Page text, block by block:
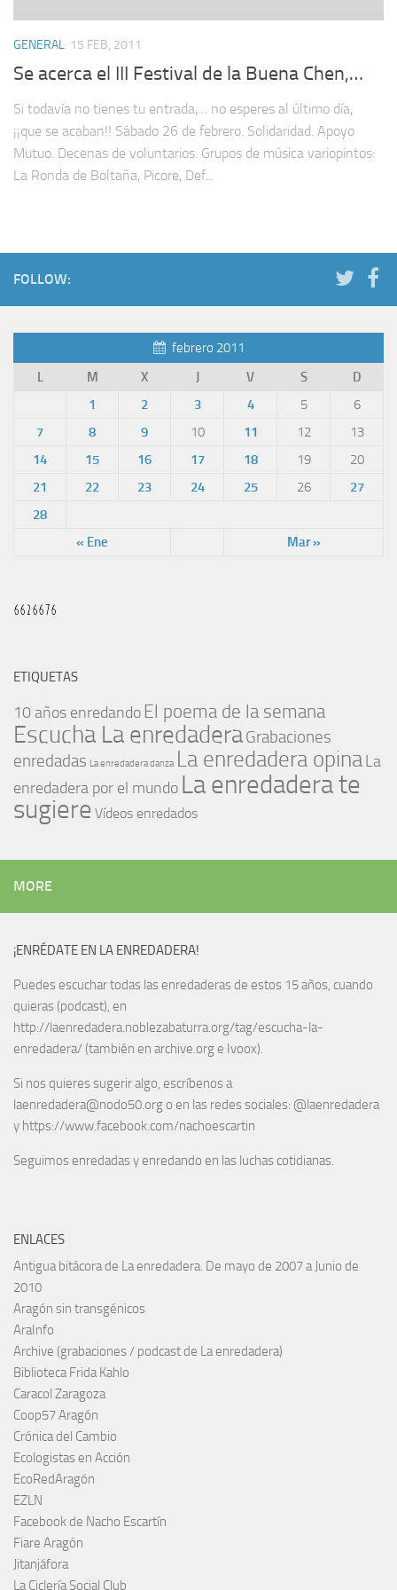
GENERAL 15 FEB, 2011
Se acerca el III Festival de la Buena Chen,…
Si todavía no tienes tu entrada,… no esperes al último día,
¡¡que se acaban!! Sábado 26 de febrero. Solidaridad. Apoyo
Mutuo. Decenas de voluntarios. Grupos de música variopintos:
La Ronda de Boltaña, Picore, Def...
FOLLOW:
febrero 2011
L
M X J V S D
« Ene Mar »
1 2 3 4 5
6
7
8 9 10 11 12
13
14
15 16 17 18 19
20
21
22 23 24 25 26
27
28
ETIQUETAS
10 años enredando El poema de la semana
Escucha La enredaderaGrabaciones
enredadas La enredadera danza La enredadera opina La
enredadera por el mundo La enredadera te
sugiere Vídeos enredados
MORE
¡ENRÉDATE EN LA ENREDADERA!
Puedes escuchar todas las enredaderas de estos 15 años, cuando
quieras (podcast), en
http://laenredadera.noblezabaturra.org/tag/escucha-la-
enredadera/ (también en archive.org e Ivoox).
Si nos quieres sugerir algo, escríbenos a
laenredadera@nodo50.org o en las redes sociales: @laenredadera
y https://www.facebook.com/nachoescartin
Seguimos enredadas y enredando en las luchas cotidianas.
ENLACES
Antigua bitácora de La enredadera. De mayo de 2007 a Junio de
2010
Aragón sin transgénicos
AraInfo
Archive (grabaciones / podcast de La enredadera)
Biblioteca Frida Kahlo
Caracol Zaragoza
Coop57 Aragón
Crónica del Cambio
Ecologistas en Acción
EcoRedAragón
EZLN
Facebook de Nacho Escartín
Fiare Aragón
Jitanjáfora
La Ciclería Social Club